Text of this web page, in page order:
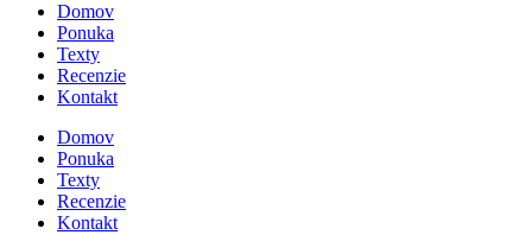
Domov
Ponuka
Texty
Recenzie
Kontakt
Domov
Ponuka
Texty
Recenzie
Kontakt